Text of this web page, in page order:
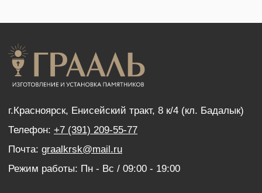
Благоустройство могил
Нанесение портретов
Дистанционный заказ памятника
ИНФОРМАЦИЯ
Оптовым покупателям
Акции
Контакты